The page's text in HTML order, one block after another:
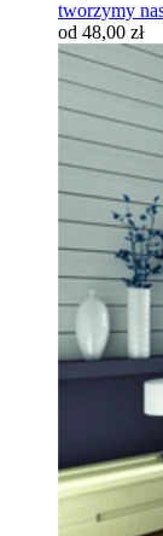
tworzymy
od 48,00 zł